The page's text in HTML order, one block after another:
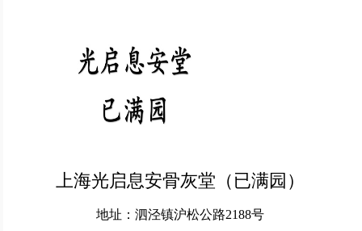
上海光启息安骨灰堂（已满园）
地址：泗泾镇沪松公路2188号